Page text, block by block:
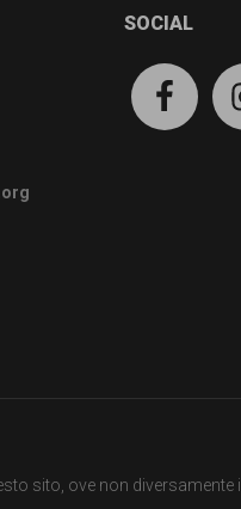
SOCIAL
sito, ove non